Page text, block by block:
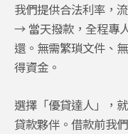
我們提供合法利率，
→ 當天撥款，全程專
還。無需繁瑣文件、
得資金。
選擇「優貸達人」，
貸款夥伴。借款前我